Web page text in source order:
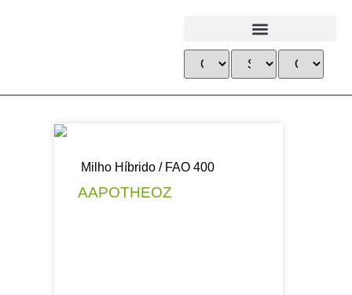
Milho Híbrido / FAO 400
AAPOTHEOZ